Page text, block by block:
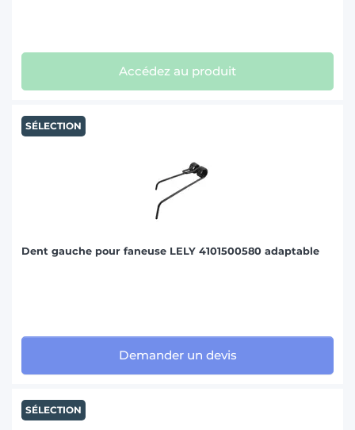
Accédez au produit
SÉLECTION
Dent gauche pour faneuse LELY 4101500580 adaptable
Demander un devis
SÉLECTION